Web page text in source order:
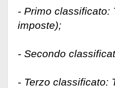
- Primo classificato:
imposte);
- Secondo
- Terzo classificato: